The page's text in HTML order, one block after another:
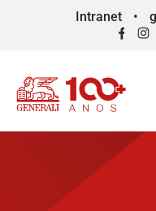
Intranet